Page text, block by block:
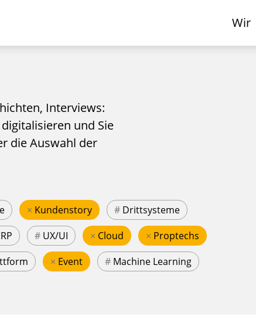
Wir
Interviews:
und Sie
die Auswahl der
× Kundenstory # Drittsysteme
# UX/UI × Cloud × Proptechs
× Event # Machine Learning